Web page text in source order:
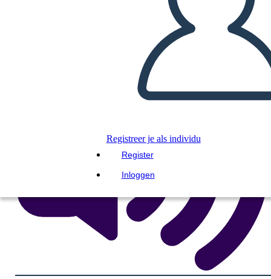
Registreer je als individu
Register
Inloggen
DIAVOORSTELLING AFSPELEN
LEES MIJ VOOR